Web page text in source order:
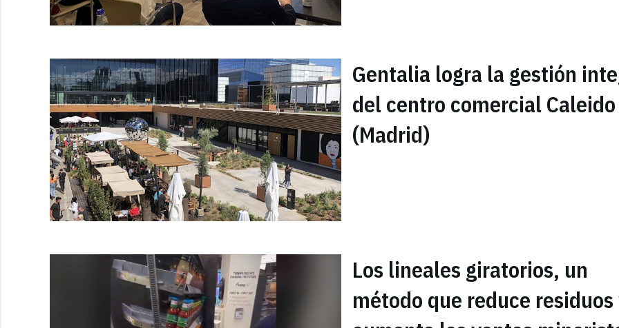
Gentalia logra la gestión
del centro comercial Caleido
(Madrid)
Los lineales giratorios, un
método que reduce residuos